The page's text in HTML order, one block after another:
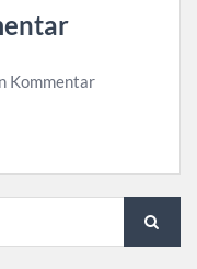
Kommentar